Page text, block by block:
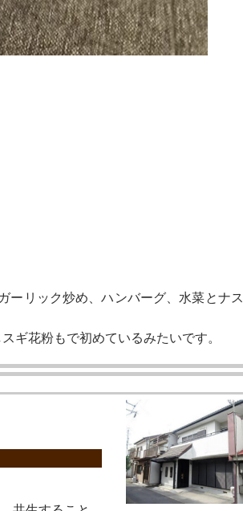
ーリック炒め、ハンバーグ、水菜とナス
ギ花粉もで初めているみたいです。